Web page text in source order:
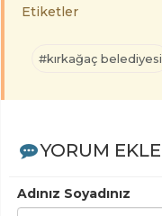
Etiketler
#kırkağaç belediyesi
YORUM EKLE
Adınız Soyadınız